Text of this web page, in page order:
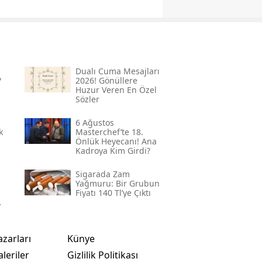
Dualı Cuma Mesajları
2026! Gönüllere
Huzur Veren En Özel
Sözler
6 Ağustos
Masterchef’te 18.
Önlük Heyecanı! Ana
Kadroya Kim Girdi?
Sigarada Zam
Yağmuru: Bir Grubun
Fiyatı 140 Tl’ye Çıktı
Künye
Gizlilik Politikası